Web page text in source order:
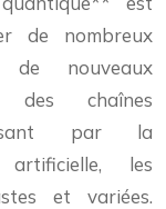
de nombreux
nouveaux
des chaînes
par la
artificielle, les
et variées.